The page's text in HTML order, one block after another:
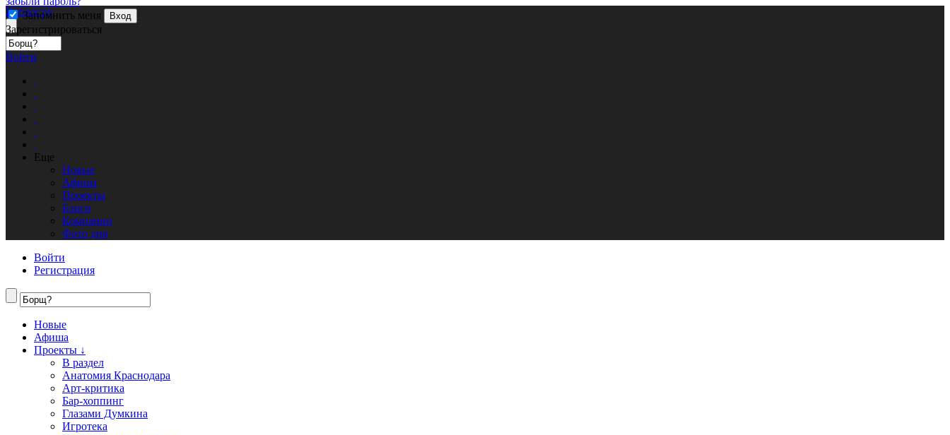
Запомнить меня
Вход
Зарегистрироваться
Кублог.ру
Войти
Еще
Новые
Афиша
Проекты
Блоги
Компании
Фото дня
Войти
Регистрация
Новые
Афиша
Проекты ↓
В раздел
Анатомия Краснодара
Арт-критика
Бар-хоппинг
Глазами Думкина
Игротека